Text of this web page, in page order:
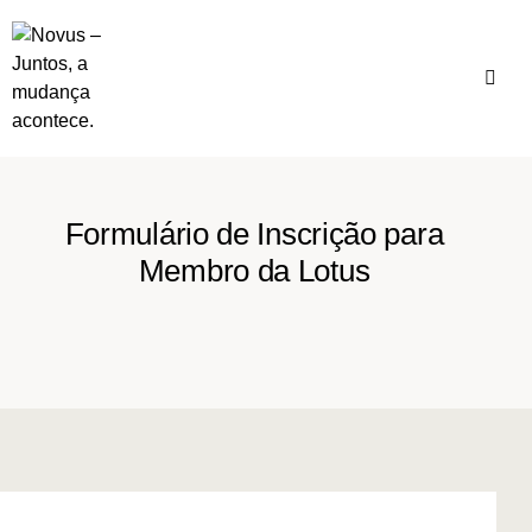
Formulário de Inscrição para
Membro da Lotus